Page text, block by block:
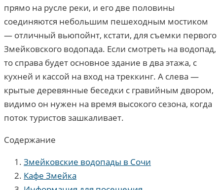
прямо на русле реки, и его две половины
соединяются небольшим пешеходным мостиком
— отличный вьюпойнт, кстати, для съемки первого
Змейковского водопада. Если смотреть на водопад,
то справа будет основное здание в два этажа, с
кухней и кассой на вход на треккинг. А слева —
крытые деревянные беседки с гравийным двором,
видимо он нужен на время высокого сезона, когда
поток туристов зашкаливает.
Содержание
Змейковские водопады в Сочи
Кафе Змейка